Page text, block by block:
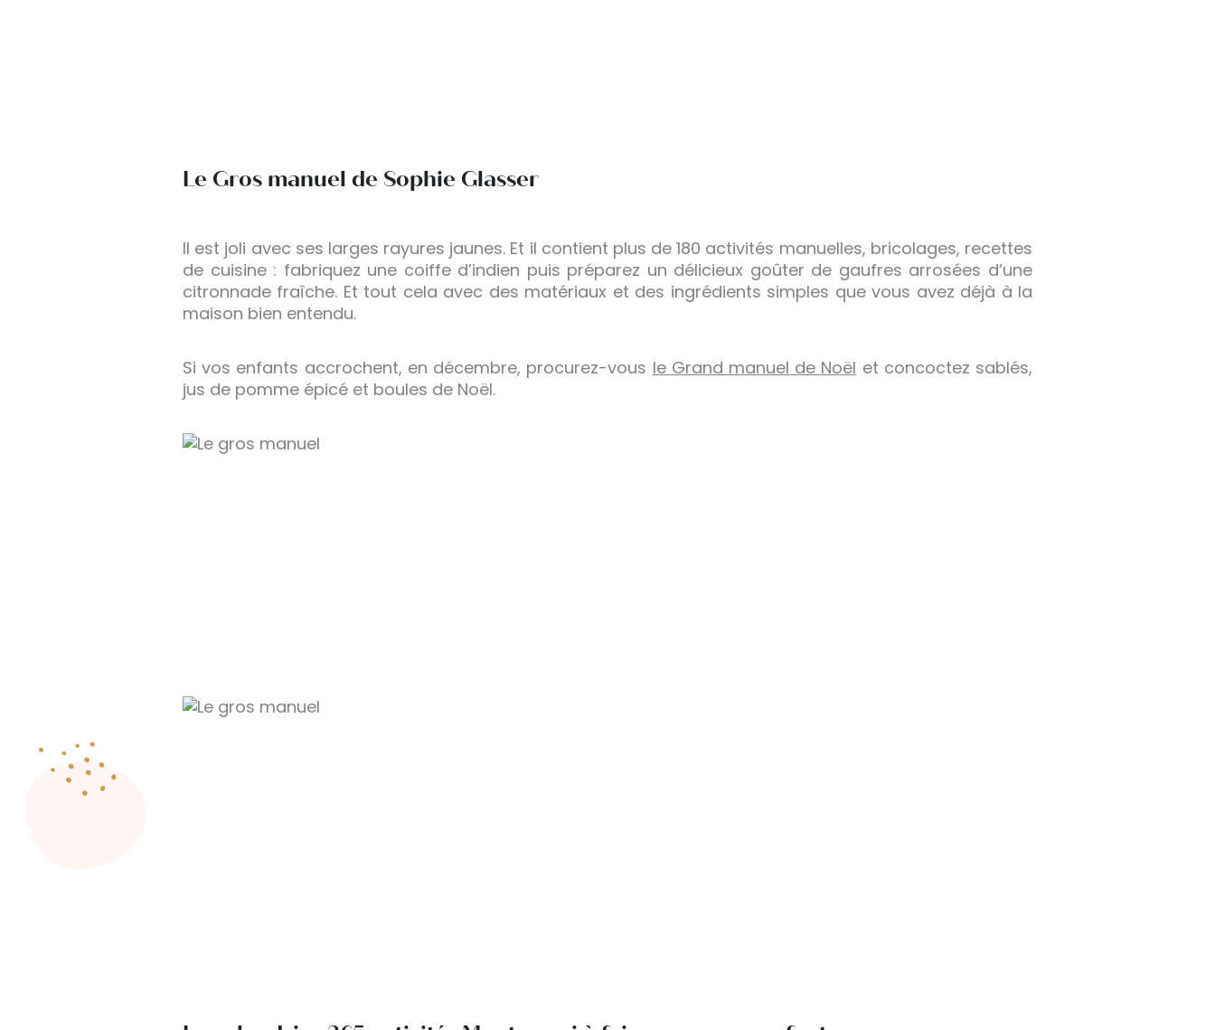
Le Gros manuel de Sophie Glasser
Il est joli avec ses larges rayures jaunes. Et il contient plus de 180 activités manuelles, bricolages, recettes
de cuisine : fabriquez une coiffe d’indien puis préparez un délicieux goûter de gaufres arrosées d’une
citronnade fraîche. Et tout cela avec des matériaux et des ingrédients simples que vous avez déjà à la
maison bien entendu.
Si vos enfants accrochent, en décembre, procurez-vous le Grand manuel de Noël et concoctez sablés,
jus de pomme épicé et boules de Noël.